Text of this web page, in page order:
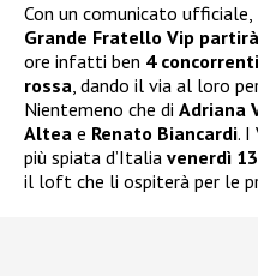
Con un comunicato
Grande Fratello Vip
ore infatti ben 4
rossa, dando il via al loro
Nientemeno che di Adriana
Altea e Renato Biancardi. I
più spiata d’Italia venerdì
il loft che li ospiterà per le